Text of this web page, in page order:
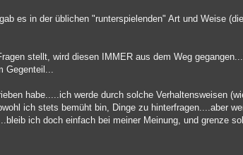
es in der üblichen "runterspielenden" Art und Weise
stellt, wird diesen IMMER aus dem Weg
Gegenteil...
habe.....ich werde durch solche Verhaltensweisen
ich stets bemüht bin, Dinge zu hinterfragen....aber
ich doch einfach bei meiner Meinung, und grenze